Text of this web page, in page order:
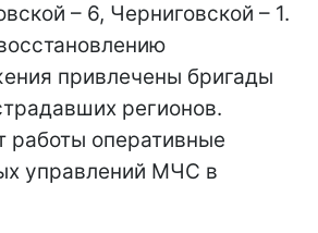
– 6, Черниговской – 1.
привлечены бригады
регионов.
работы оперативные
управлений МЧС в